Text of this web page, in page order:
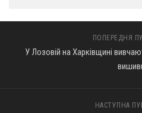
ПОПЕРЕДНЯ
У Лозовій на Харківщині
НАСТУПНА